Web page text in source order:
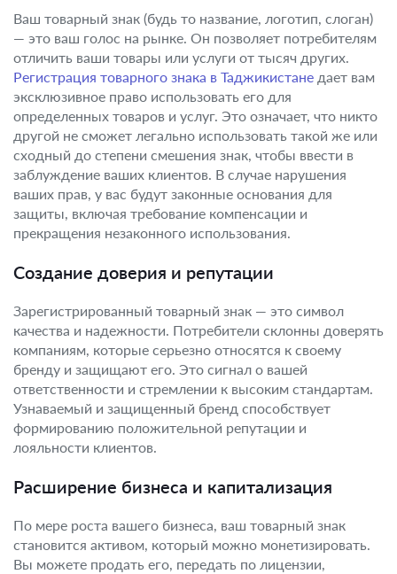
Ваш товарный знак (будь то название, логотип, слоган)
— это ваш голос на рынке. Он позволяет потребителям
отличить ваши товары или услуги от тысяч других.
Регистрация товарного знака в Таджикистане дает вам
эксклюзивное право использовать его для
определенных товаров и услуг. Это означает, что никто
другой не сможет легально использовать такой же или
сходный до степени смешения знак, чтобы ввести в
заблуждение ваших клиентов. В случае нарушения
ваших прав, у вас будут законные основания для
защиты, включая требование компенсации и
прекращения незаконного использования.
Создание доверия и репутации
Зарегистрированный товарный знак — это символ
качества и надежности. Потребители склонны доверять
компаниям, которые серьезно относятся к своему
бренду и защищают его. Это сигнал о вашей
ответственности и стремлении к высоким стандартам.
Узнаваемый и защищенный бренд способствует
формированию положительной репутации и
лояльности клиентов.
Расширение бизнеса и капитализация
По мере роста вашего бизнеса, ваш товарный знак
становится активом, который можно монетизировать.
Вы можете продать его, передать по лицензии,